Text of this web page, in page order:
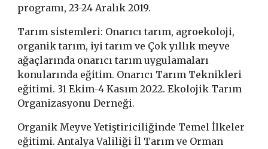
programı, 23-24 Aralık 2019.
Tarım sistemleri: Onarıcı tarım, agroekoloji,
organik tarım, iyi tarım ve Çok yıllık meyve
ağaçlarında onarıcı tarım uygulamaları
konularında eğitim. Onarıcı Tarım Teknikleri
eğitimi. 31 Ekim-4 Kasım 2022. Ekolojik Tarım
Organizasyonu Derneği.
Organik Meyve Yetiştiriciliğinde Temel İlkeler
eğitimi. Antalya Valiliği İl Tarım ve Orman